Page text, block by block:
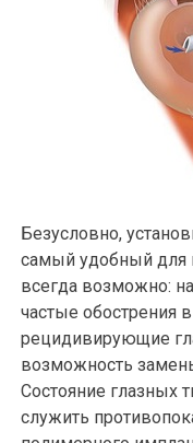
Безусловно,
самый удобный для
всегда возможно:
частые обострения
рецидивирующие
возможность
Состояние глазных
служить